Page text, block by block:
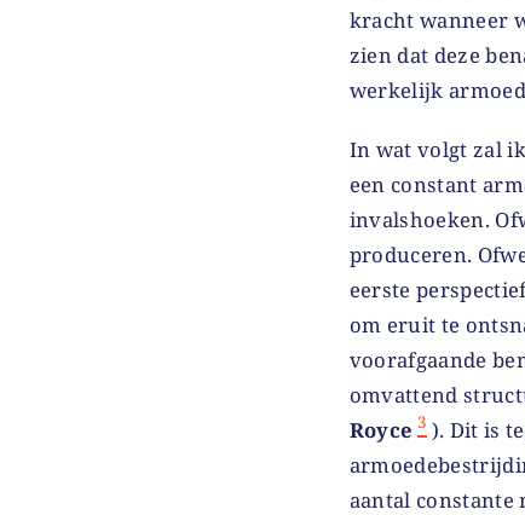
kracht wanneer
zien dat deze
werkelijk
In wat volgt zal
een constant
invalshoeken.
produceren.
eerste
om eruit te
voorafgaande
omvattend
Royce 3 ). Dit is
aantal constante